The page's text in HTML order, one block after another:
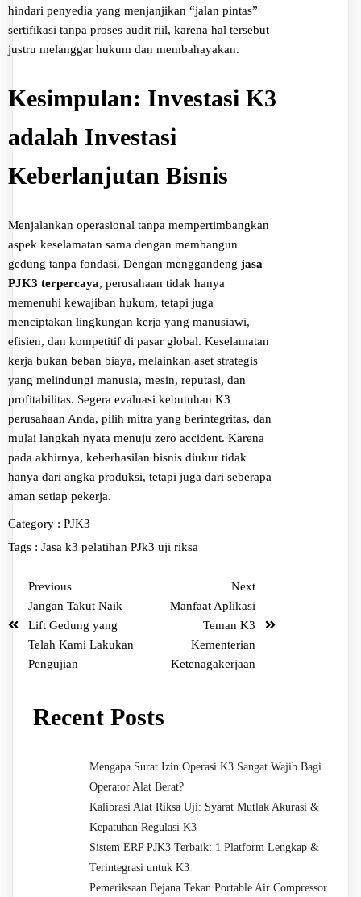
hindari penyedia yang menjanjikan “jalan pintas”
sertifikasi tanpa proses audit riil, karena hal tersebut
justru melanggar hukum dan membahayakan.
Kesimpulan: Investasi K3
adalah Investasi
Keberlanjutan Bisnis
Menjalankan operasional tanpa mempertimbangkan
aspek keselamatan sama dengan membangun
gedung tanpa fondasi. Dengan menggandeng jasa
PJK3 terpercaya, perusahaan tidak hanya
memenuhi kewajiban hukum, tetapi juga
menciptakan lingkungan kerja yang manusiawi,
efisien, dan kompetitif di pasar global. Keselamatan
kerja bukan beban biaya, melainkan aset strategis
yang melindungi manusia, mesin, reputasi, dan
profitabilitas. Segera evaluasi kebutuhan K3
perusahaan Anda, pilih mitra yang berintegritas, dan
mulai langkah nyata menuju zero accident. Karena
pada akhirnya, keberhasilan bisnis diukur tidak
hanya dari angka produksi, tetapi juga dari seberapa
aman setiap pekerja.
Category : PJK3
Tags : Jasa k3 pelatihan PJk3 uji riksa
Previous
Jangan Takut Naik
Lift Gedung yang
Telah Kami Lakukan
Pengujian
Next
Manfaat Aplikasi
Teman K3
Kementerian
Ketenagakerjaan
Recent Posts
Mengapa Surat Izin Operasi K3 Sangat Wajib Bagi
Operator Alat Berat?
Kalibrasi Alat Riksa Uji: Syarat Mutlak Akurasi &
Kepatuhan Regulasi K3
Sistem ERP PJK3 Terbaik: 1 Platform Lengkap &
Terintegrasi untuk K3
Pemeriksaan Bejana Tekan Portable Air Compressor